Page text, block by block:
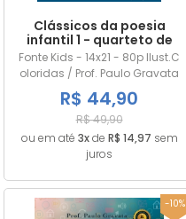
Clássicos da poesia
infantil 1 - quarteto de
poetas
Fonte Kids - 14x21 - 80p Ilust.C
oloridas / Prof. Paulo Gravata
R$ 44,90
R$ 49,90
ou em até 3xde R$ 14,97 sem
juros
-10%